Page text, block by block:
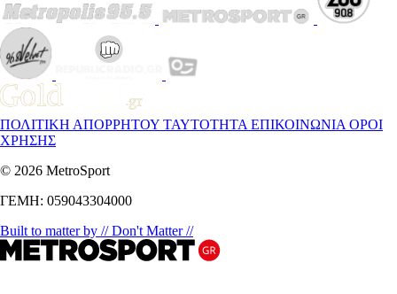
ΠΟΛΙΤΙΚΗ ΑΠΟΡΡΗΤΟΥ ΤΑΥΤΟΤΗΤΑ ΕΠΙΚΟΙΝΩΝΙΑ ΟΡΟΙ
ΧΡΗΣΗΣ
© 2026 MetroSport
ΓΕΜΗ: 059043304000
Built to matter by // Don't Matter //